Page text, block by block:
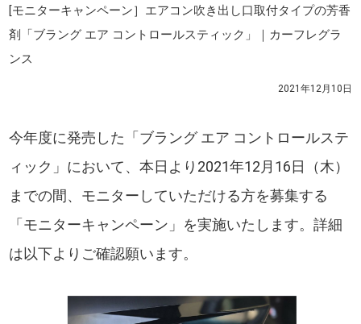
[モニターキャンペーン］エアコン吹き出し口取付タイプの芳香
剤「ブラング エア コントロールスティック」｜カーフレグラ
ンス
2021年12月10日
今年度に発売した「ブラング エア コントロールステ
ィック」において、本日より2021年12月16日（木）
までの間、モニターしていただける方を募集する
「モニターキャンペーン」を実施いたします。詳細
は以下よりご確認願います。